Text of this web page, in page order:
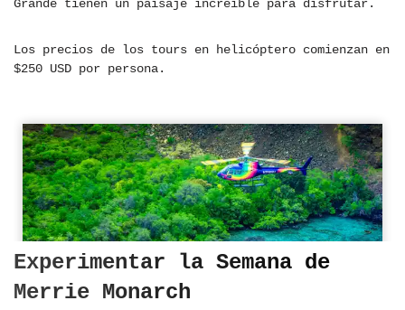
Grande tienen un paisaje increíble para disfrutar.
Los precios de los tours en helicóptero comienzan en
$250 USD por persona.
Experimentar la Semana de
Merrie Monarch